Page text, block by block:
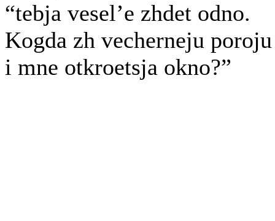
“tebja vesel’e zhdet odno.
Kogda zh vecherneju poroju
i mne otkroetsja okno?”